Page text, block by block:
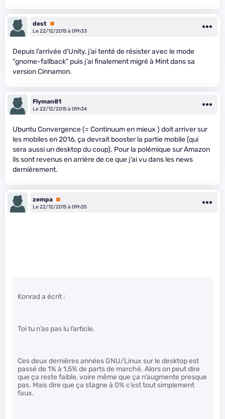
dest Premium
Le 22/12/2015 à 09h33
Depuis l’arrivée d’Unity, j’ai tenté de résister avec le mode
“gnome-fallback” puis j’ai finalement migré à Mint dans sa
version Cinnamon.
Flyman81
Le 22/12/2015 à 09h34
Ubuntu Convergence (= Continuum en mieux ) doit arriver sur
les mobiles en 2016, ça devrait booster la partie mobile (qui
sera aussi un desktop du coup). Pour la polémique sur Amazon
ils sont revenus en arrière de ce que j’ai vu dans les news
dernièrement.
zempa Premium
Le 22/12/2015 à 09h35
Konrad a écrit :
Toi tu n’as pas lu l’article.
Ces deux dernières années GNU/Linux sur le desktop est
passé de 1% à 1,5% de parts de marché. Alors on peut dire
que ça reste faible, voire même que ça n’augmente presque
pas. Mais dire que ça stagne à 0% c’est tout simplement
faux.